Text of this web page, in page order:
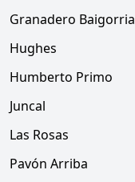
Granadero Baigorria
Hughes
Humberto Primo
Juncal
Las Rosas
Pavón Arriba